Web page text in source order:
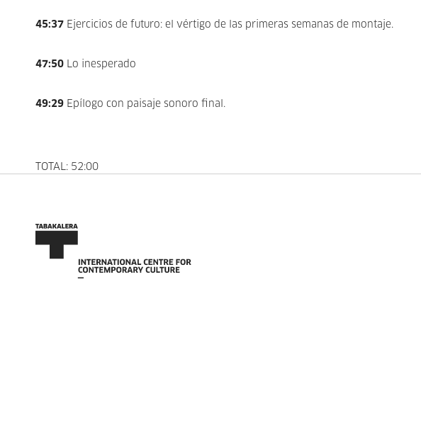
45:37 Ejercicios de futuro: el vértigo de las primeras semanas de montaje.
47:50 Lo inesperado
49:29 Epílogo con paisaje sonoro final.
TOTAL: 52:00